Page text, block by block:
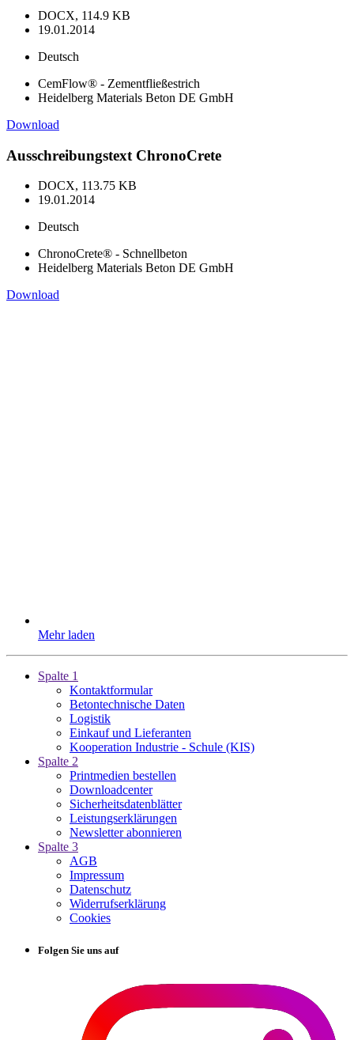
DOCX, 114.9 KB
19.01.2014
Deutsch
CemFlow® - Zementfließestrich
Heidelberg Materials Beton DE GmbH
Download
Ausschreibungstext ChronoCrete
DOCX, 113.75 KB
19.01.2014
Deutsch
ChronoCrete® - Schnellbeton
Heidelberg Materials Beton DE GmbH
Download
Mehr laden
Spalte 1
Kontaktformular
Betontechnische Daten
Logistik
Einkauf und Lieferanten
Kooperation Industrie - Schule (KIS)
Spalte 2
Printmedien bestellen
Downloadcenter
Sicherheitsdatenblätter
Leistungserklärungen
Newsletter abonnieren
Spalte 3
AGB
Impressum
Datenschutz
Widerrufserklärung
Cookies
Folgen Sie uns auf